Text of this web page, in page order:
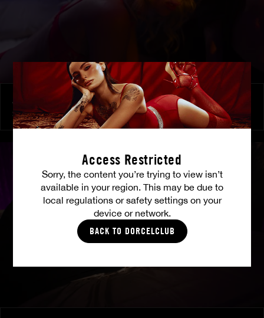
Access Restricted
Sorry, the content you’re trying to view isn’t
available in your region. This may be due to
local regulations or safety settings on your
device or network.
BACK TO DORCELCLUB
À ses ordres
SHALINA DEVINE